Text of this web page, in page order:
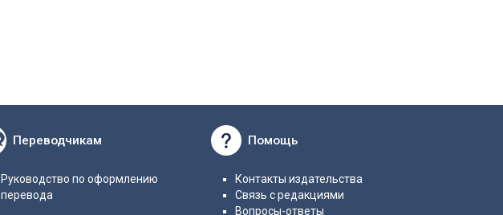
Переводчикам
Руководство по оформлению
перевода
Помощь
Контакты издательства
Связь с редакциями
Вопросы-ответы